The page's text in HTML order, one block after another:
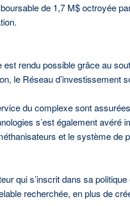
de 1,7 M$ octroyée
rendu possible grâce au
le Réseau d’investissement
du complexe sont
s’est également
et le système de
qui s’inscrit dans sa
recherchée, en plus de